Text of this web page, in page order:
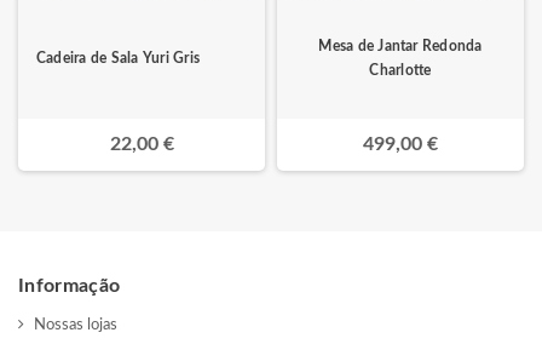
Cadeira de Sala Yuri Gris
22,00 €
Mesa de Jantar Redonda
Charlotte
499,00 €
Informação
Nossas lojas